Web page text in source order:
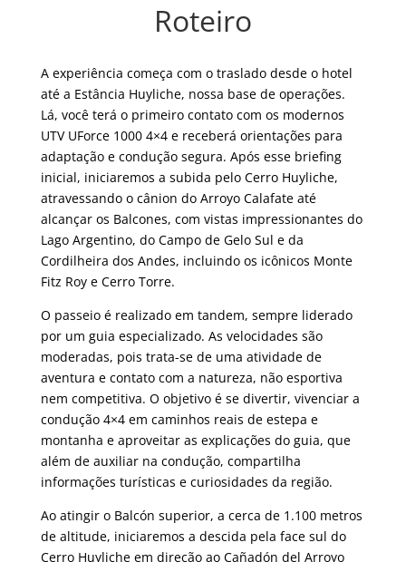
quantity
Roteiro
A experiência começa com o traslado desde o hotel
até a Estância Huyliche, nossa base de operações.
Lá, você terá o primeiro contato com os modernos
UTV UForce 1000 4×4 e receberá orientações para
adaptação e condução segura. Após esse briefing
inicial, iniciaremos a subida pelo Cerro Huyliche,
atravessando o cânion do Arroyo Calafate até
alcançar os Balcones, com vistas impressionantes do
Lago Argentino, do Campo de Gelo Sul e da
Cordilheira dos Andes, incluindo os icônicos Monte
Fitz Roy e Cerro Torre.
O passeio é realizado em tandem, sempre liderado
por um guia especializado. As velocidades são
moderadas, pois trata-se de uma atividade de
aventura e contato com a natureza, não esportiva
nem competitiva. O objetivo é se divertir, vivenciar a
condução 4×4 em caminhos reais de estepa e
montanha e aproveitar as explicações do guia, que
além de auxiliar na condução, compartilha
informações turísticas e curiosidades da região.
Ao atingir o Balcón superior, a cerca de 1.100 metros
de altitude, iniciaremos a descida pela face sul do
Cerro Huyliche em direção ao Cañadón del Arroyo